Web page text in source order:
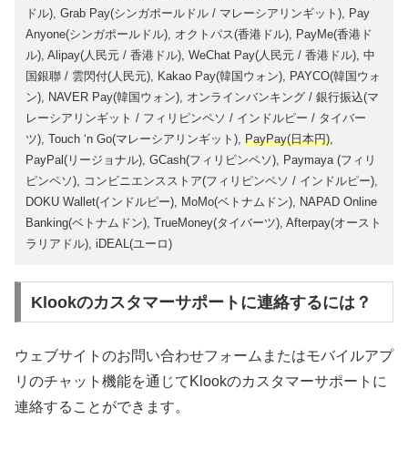
ドル), Grab Pay(シンガポールドル / マレーシアリンギット), Pay
Anyone(シンガポールドル), オクトパス(香港ドル), PayMe(香港ド
ル), Alipay(人民元 / 香港ドル), WeChat Pay(人民元 / 香港ドル), 中
国銀聯 / 雲閃付(人民元), Kakao Pay(韓国ウォン), PAYCO(韓国ウォ
ン), NAVER Pay(韓国ウォン), オンラインバンキング / 銀行振込(マ
レーシアリンギット / フィリピンペソ / インドルピー / タイバー
ツ), Touch ‘n Go(マレーシアリンギット), PayPay(日本円)
PayPal(リージョナル), GCash(フィリピンペソ), Paymaya (フィリ
ピンペソ), コンビニエンスストア(フィリピンペソ / インドルピー),
DOKU Wallet(インドルピー), MoMo(ベトナムドン), NAPAD Online
Banking(ベトナムドン), TrueMoney(タイバーツ), Afterpay(オースト
ラリアドル), iDEAL(ユーロ)
Klookのカスタマーサポートに連絡するには？
ウェブサイトのお問い合わせフォームまたはモバイルアプ
リのチャット機能を通じてKlookのカスタマーサポートに
連絡することができます。